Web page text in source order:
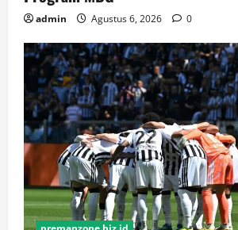
admin Agustus 6, 2026 0